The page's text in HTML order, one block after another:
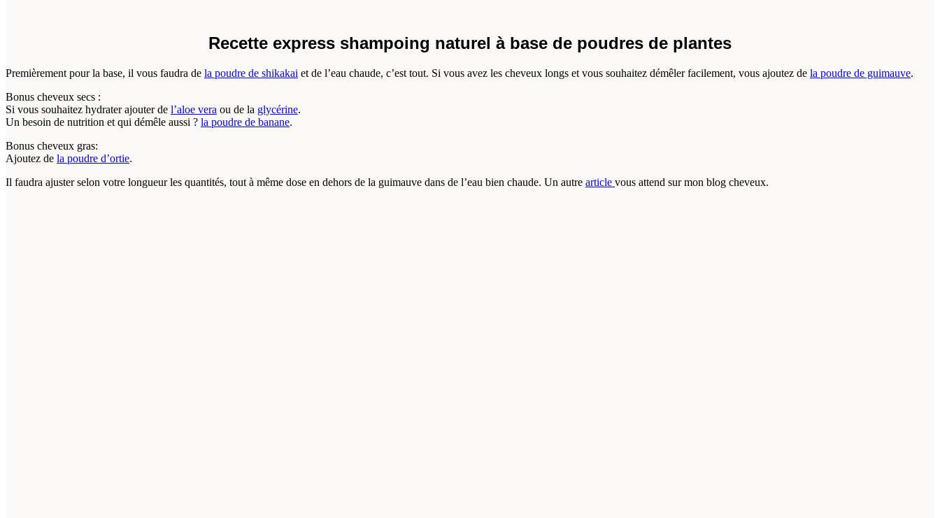
Recette express shampoing naturel à base de poudres de plantes
Premièrement pour la base, il vous faudra de la poudre de shikakai et de l’eau chaude, c’est tout. Si vous avez les cheveux longs et vous souhaitez démêler facilement, vous ajoutez de la poudre de guimauve.
Bonus cheveux secs :
Si vous souhaitez hydrater ajouter de l’aloe vera ou de la glycérine.
Un besoin de nutrition et qui démêle aussi ? la poudre de banane.
Bonus cheveux gras:
Ajoutez de la poudre d’ortie.
Il faudra ajuster selon votre longueur les quantités, tout à même dose en dehors de la guimauve dans de l’eau bien chaude. Un autre article vous attend sur mon blog cheveux.